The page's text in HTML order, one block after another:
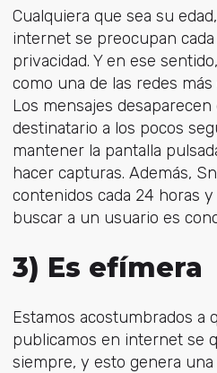
Cualquiera que sea su
internet se preocupan
privacidad. Y en ese
como una de las redes
Los mensajes
destinatario a los pocos
mantener la pantalla
hacer capturas. Además,
contenidos cada 24 horas
buscar a un usuario es
3) Es efímera
Estamos acostumbrados a
publicamos en internet se
siempre, y esto genera